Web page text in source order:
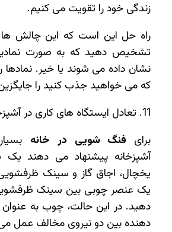
زندگی خود را تقویت می کنیم.
راه حل این است که این چالش ها
تشخیص دهید که به صورت
نشان داده می شوند یا خیر. نمادها را
که می خواهید جذب کنید را جایگزین
11. تعادل ایستگاه های کاری در آشپزخانه:
برای فنگ شویی در خانه
آشپزخانه پیشنهاد می دهند یک
یخچال، اجاق گاز و سینک
یک عنصر چوبی بین سینک ظرفشویی
دهید. در این حالت، چوب به
دهنده بین دو نیروی مخالف عمل